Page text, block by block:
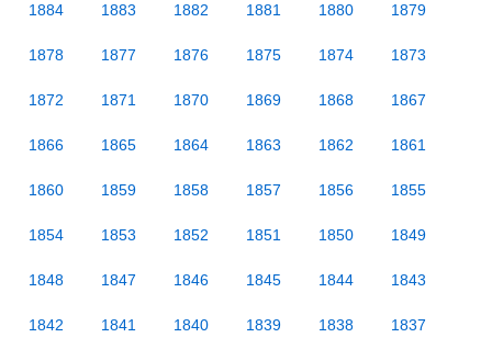
1884 1883 1882 1881 1880 1879
1878 1877 1876 1875 1874 1873
1872 1871 1870 1869 1868 1867
1866 1865 1864 1863 1862 1861
1860 1859 1858 1857 1856 1855
1854 1853 1852 1851 1850 1849
1848 1847 1846 1845 1844 1843
1842 1841 1840 1839 1838 1837